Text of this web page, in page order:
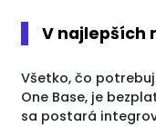
V najlepších
Všetko, čo
One Base, je
sa postará